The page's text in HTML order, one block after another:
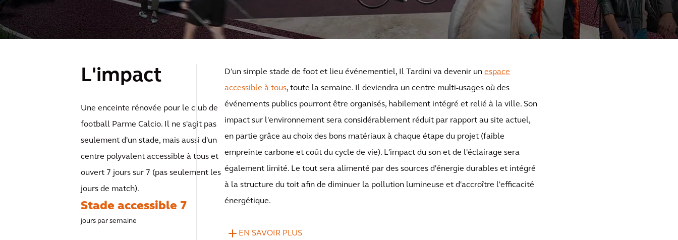
L'impact
Une enceinte rénovée pour le club de
football Parme Calcio. Il ne s'agit pas
seulement d'un stade, mais aussi d'un
centre polyvalent accessible à tous et
ouvert 7 jours sur 7 (pas seulement les
jours de match).
Stade accessible 7
jours par semaine
D'un simple stade de foot et lieu événementiel, Il Tardini va devenir unespace
accessible à tous, toute la semaine. Il deviendra un centre multi-usages où des
événements publics pourront être organisés, habilement intégré et relié à la ville. Son
impact sur l'environnement sera considérablement réduit par rapport au site actuel,
en partie grâce au choix des bons matériaux à chaque étape du projet (faible
empreinte carbone et coût du cycle de vie). L'impact du son et de l'éclairage sera
également limité. Le tout sera alimenté par des sources d'énergie durables et intégré
à la structure du toit afin de diminuer la pollution lumineuse et d'accroître l'efficacité
énergétique.
EN SAVOIR PLUS